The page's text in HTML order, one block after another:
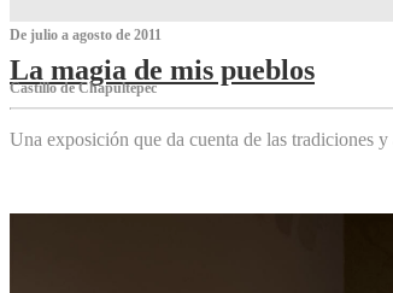
De julio a agosto de 2011
La magia de mis pueblos
Castillo de Chapultepec
Una exposición que da cuenta de las tradiciones